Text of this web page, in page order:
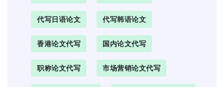
代写日语论文 代写韩语论文
香港论文代写 国内论文代写
职称论文代写 市场营销论文代写